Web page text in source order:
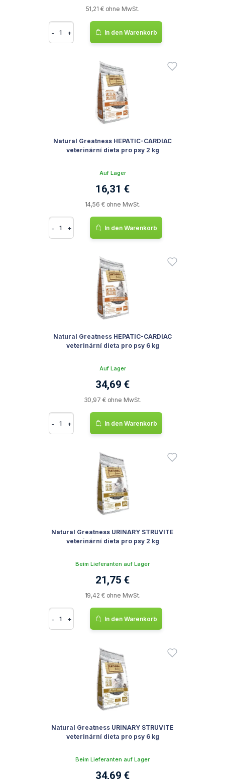
51,21 € ohne MwSt.
- + In den Warenkorb
Natural Greatness HEPATIC-CARDIAC
veterinární dieta pro psy 2 kg
Auf Lager
16,31 €
14,56 € ohne MwSt.
- + In den Warenkorb
Natural Greatness HEPATIC-CARDIAC
veterinární dieta pro psy 6 kg
Auf Lager
34,69 €
30,97 € ohne MwSt.
- + In den Warenkorb
Natural Greatness URINARY STRUVITE
veterinární dieta pro psy 2 kg
Beim Lieferanten auf Lager
21,75 €
19,42 € ohne MwSt.
- + In den Warenkorb
Natural Greatness URINARY STRUVITE
veterinární dieta pro psy 6 kg
Beim Lieferanten auf Lager
34,69 €